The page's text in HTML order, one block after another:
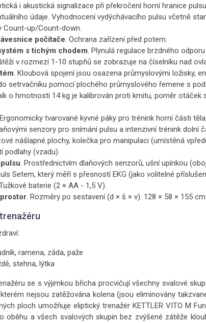
i akustická signalizace při překročení horní hranice
údaje. Vyhodnocení vydýchávacího pulsu včetně
Count-up/Count-down.
počítače. Ochrana zařízení před potem.
s tichým chodem. Plynulá regulace brzdného
v rozmezí 1-10 stupňů se zobrazuje na číselníku nad
. Kloubová spojení jsou osazena průmyslovými ložisky,
setrvačníku pomocí plochého průmyslového řemene s
o hmotnosti 14 kg je kalibrován proti kmitu, poměr otáček
tvarované kyvné páky pro trénink horní části
senzory pro snímání pulsu a intenzivní trénink dolní
nášlapné plochy, kolečka pro manipulaci (umístěná
podlahy (vzadu).
. Prostřednictvím dlaňových senzorů, ušní upínkou
Setem, který měří s přesností EKG (jako volitelné
baterie (2 × AA - 1,5 V).
. Rozměry po sestavení (d × š × v): 128 × 58 × 155 cm.
ramena, záda, paže
stehna, lýtka
se s výjimkou břicha procvičují všechny svalové
nejsou zatěžována kolena (jsou eliminovány
ploch umožňuje eliptický trenažér KETTLER VITO M
oběhu a všech svalových skupin bez zvýšené zátěže